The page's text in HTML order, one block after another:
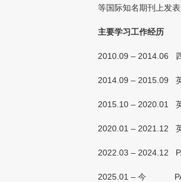
等国际知名期刊上发
主要学习工作经历
2010.09 – 2014.06
2014.09 – 2015.09
2015.10 – 2020.01
2020.01 – 2021.12
2022.03 – 2024.12
2025.01 –今